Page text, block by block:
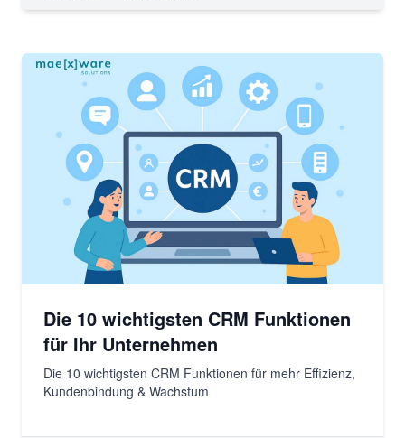
Die 10 wichtigsten CRM Funktionen
für Ihr Unternehmen
Die 10 wichtigsten CRM Funktionen für mehr Effizienz,
Kundenbindung & Wachstum